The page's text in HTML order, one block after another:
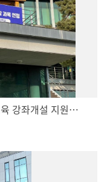
교양대학 안수현교수 '대학 인구교육 강좌개설 지원사업' 개발 과목 선정